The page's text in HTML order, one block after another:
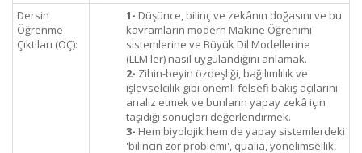
Dersin
Öğrenme
Çıktıları (ÖÇ):
1- Düşünce, bilinç ve zekânın doğasını ve bu
kavramların modern Makine Öğrenimi
sistemlerine ve Büyük Dil Modellerine
(LLM'ler) nasıl uygulandığını anlamak.
2- Zihin-beyin özdeşliği, bağılımlılık ve
işlevselcilik gibi önemli felsefi bakış açılarını
analiz etmek ve bunların yapay zekâ için
taşıdığı sonuçları değerlendirmek.
3- Hem biyolojik hem de yapay sistemlerdeki
'bilincin zor problemi', qualia, yönelimsellik,